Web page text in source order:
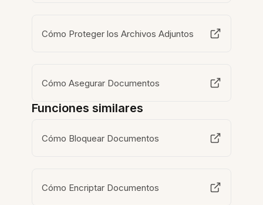
Cómo Proteger los Archivos Adjuntos
Cómo Asegurar Documentos
Funciones similares
Cómo Bloquear Documentos
Cómo Encriptar Documentos